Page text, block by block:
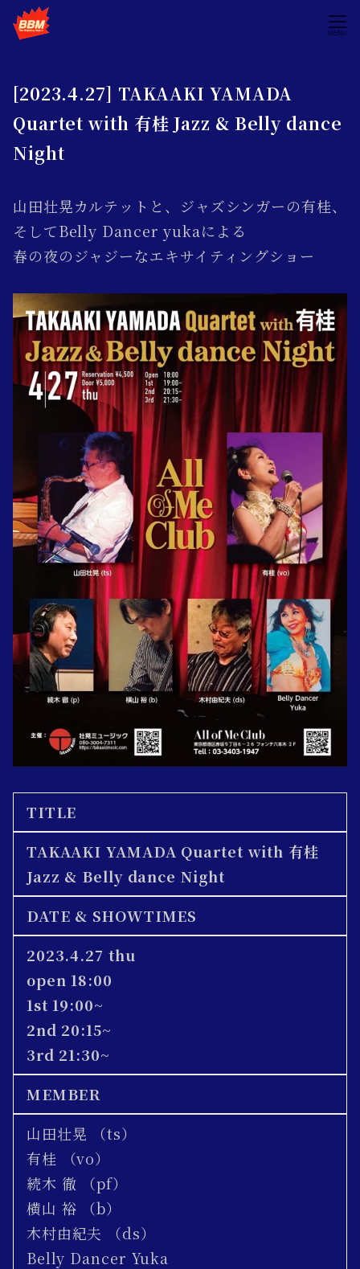
MENU
[2023.4.27] TAKAAKI YAMADA
Quartet with 有桂 Jazz & Belly dance
Night
山田壮晃カルテットと、ジャズシンガーの有桂、
そしてBelly Dancer yukaによる
春の夜のジャジーなエキサイティングショー
TITLE
TAKAAKI YAMADA Quartet with 有桂
Jazz & Belly dance Night
DATE & SHOWTIMES
2023.4.27 thu
open 18:00
1st 19:00~
2nd 20:15~
3rd 21:30~
MEMBER
山田壮晃 （ts）
有桂 （vo）
続木 徹 （pf）
横山 裕 （b）
木村由紀夫 （ds）
Belly Dancer Yuka